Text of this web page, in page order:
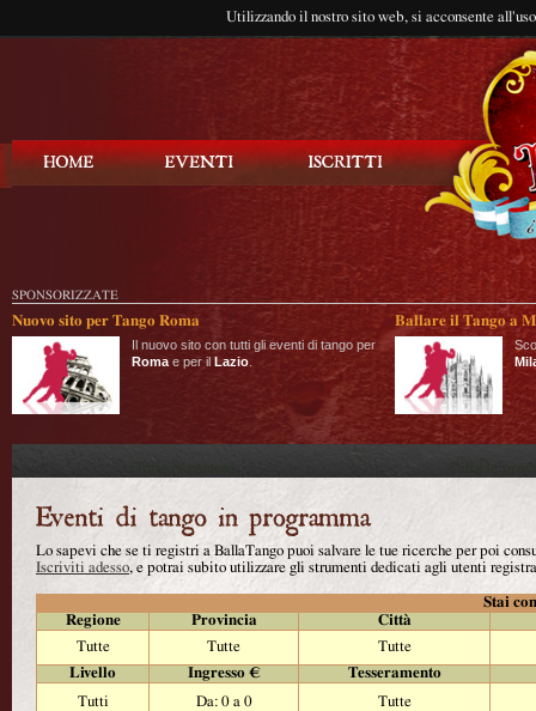
Utilizzando il nostro sito web, si acconsente
SPONSORIZZATE
Nuovo sito per Tango Roma
Il nuovo sito con tutti gli eventi di tango per
Roma e per il Lazio
Ballare il Tango a
Lo sapevi che se ti registri a BallaTango puoi salvare le tue ricerche per poi
Iscriviti adesso, e potrai subito utilizzare gli strumenti dedicati agli utenti
Stai
Regione
Provincia
Città
Tutte
Tutte
Tutte
Livello
Ingresso €
Tesseramento
Tutti
Da: 0 a 0 Tutte